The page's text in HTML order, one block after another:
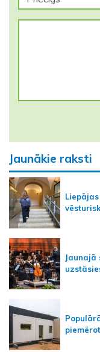
Jaunākie raksti
Jaunajā